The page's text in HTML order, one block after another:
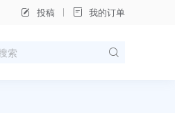
投稿 我的订单